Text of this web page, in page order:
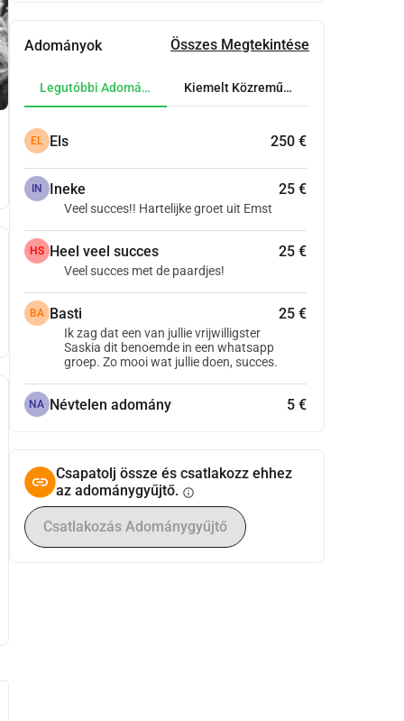
Adományok Összes Megtekintése
Legutóbbi Adományok Kiemelt Közreműködők
EL Els 250 €
IN Ineke 25 €
Veel succes!! Hartelijke groet uit Emst
HS Heel veel succes 25 €
Veel succes met de paardjes!
BA Basti 25 €
Ik zag dat een van jullie vrijwilligster
Saskia dit benoemde in een whatsapp
groep. Zo mooi wat jullie doen, succes.
NA Névtelen adomány 5 €
Csapatolj össze és csatlakozz ehhez
az adománygyűjtő. info
Csatlakozás Adománygyűjtő